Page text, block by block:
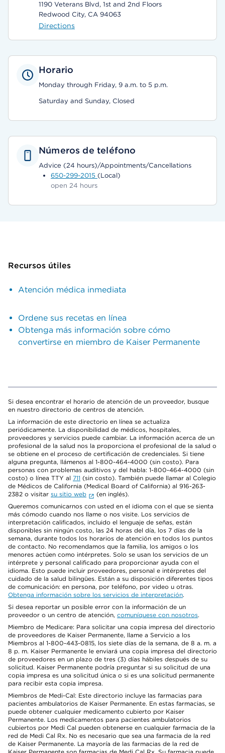
1190 Veterans Blvd, 1st and 2nd Floors
Redwood City, CA 94063
Directions
Horario
Monday through Friday, 9 a.m. to 5 p.m.
Saturday and Sunday, Closed
Números de teléfono
Advice (24 hours)/Appointments/Cancellations
650-299-2015 (Local)
open 24 hours
Recursos útiles
Atención médica inmediata
Ordene sus recetas en línea
Obtenga más información sobre cómo
convertirse en miembro de Kaiser Permanente
Si desea encontrar el horario de atención de un proveedor, busque
en nuestro directorio de centros de atención.
La información de este directorio en línea se actualiza
periódicamente. La disponibilidad de médicos, hospitales,
proveedores y servicios puede cambiar. La información acerca de un
profesional de la salud nos la proporciona el profesional de la salud o
se obtiene en el proceso de certificación de credenciales. Si tiene
alguna pregunta, llámenos al 1-800-464-4000 (sin costo). Para
personas con problemas auditivos y del habla: 1-800-464-4000 (sin
costo) o línea TTY al 711 (sin costo). También puede llamar al Colegio
de Médicos de California (Medical Board of California) al 916-263-
2382 o visitar su sitio web
(en inglés).
Queremos comunicarnos con usted en el idioma con el que se sienta
más cómodo cuando nos llame o nos visite. Los servicios de
interpretación calificados, incluido el lenguaje de señas, están
disponibles sin ningún costo, las 24 horas del día, los 7 días de la
semana, durante todos los horarios de atención en todos los puntos
de contacto. No recomendamos que la familia, los amigos o los
menores actúen como intérpretes. Solo se usan los servicios de un
intérprete y personal calificado para proporcionar ayuda con el
idioma. Esto puede incluir proveedores, personal e intérpretes del
cuidado de la salud bilingües. Están a su disposición diferentes tipos
de comunicación: en persona, por teléfono, por video u otras.
Obtenga información sobre los servicios de interpretación.
Si desea reportar un posible error con la información de un
proveedor o un centro de atención, comuníquese con nosotros.
Miembro de Medicare: Para solicitar una copia impresa del directorio
de proveedores de Kaiser Permanente, llame a Servicio a los
Miembros al 1-800-443-0815, los siete días de la semana, de 8 a. m. a
8 p. m. Kaiser Permanente le enviará una copia impresa del directorio
de proveedores en un plazo de tres (3) días hábiles después de su
solicitud. Kaiser Permanente podría preguntar si su solicitud de una
copia impresa es una solicitud única o si es una solicitud permanente
para recibir esta copia impresa.
Miembros de Medi-Cal: Este directorio incluye las farmacias para
pacientes ambulatorios de Kaiser Permanente. En estas farmacias, se
puede obtener cualquier medicamento cubierto por Kaiser
Permanente. Los medicamentos para pacientes ambulatorios
cubiertos por Medi Cal pueden obtenerse en cualquier farmacia de la
red de Medi Cal Rx. No es necesario que sea una farmacia de la red
de Kaiser Permanente. La mayoría de las farmacias de la red de